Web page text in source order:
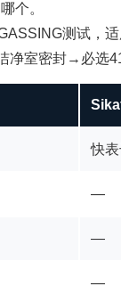
个。
测试，适
净室密封→必选
快
—
—
—